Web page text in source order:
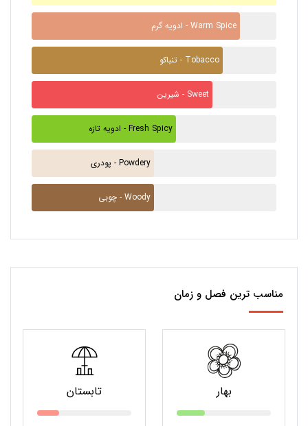
ادویه گرم - Warm Spice
تنباکو - Tobacco
شیرین - Sweet
ادویه تازه - Fresh Spicy
پودری - Powdery
چوبی - Woody
مناسب ترین فصل و زمان
بهار تابستان